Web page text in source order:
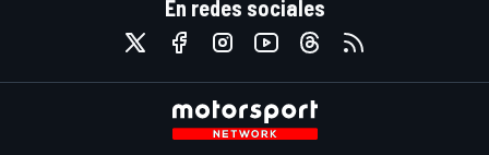
En redes sociales